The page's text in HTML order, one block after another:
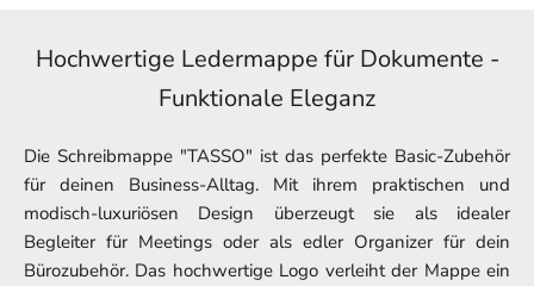
Hochwertige Ledermappe für Dokumente -
Funktionale Eleganz
Die Schreibmappe "TASSO" ist das perfekte Basic-Zubehör
für deinen Business-Alltag. Mit ihrem praktischen und
modisch-luxuriösen Design überzeugt sie als idealer
Begleiter für Meetings oder als edler Organizer für dein
Bürozubehör. Das hochwertige Logo verleiht der Mappe ein